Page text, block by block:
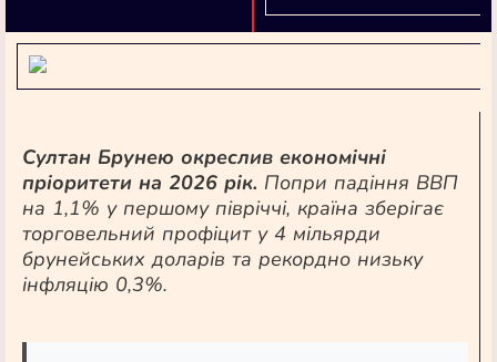
Султан Брунею окреслив економічні
пріоритети на 2026 рік. Попри падіння ВВП
на 1,1% у першому півріччі, країна зберігає
торговельний профіцит у 4 мільярди
брунейських доларів та рекордно низьку
інфляцію 0,3%.